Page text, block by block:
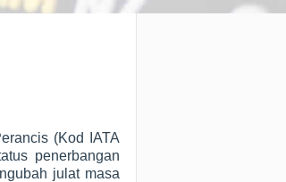
(Kod IATA
penerbangan
julat masa